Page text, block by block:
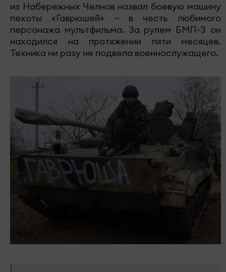
из Набережных Челнов назвал боевую машину
пехоты «Гаврюшей» — в честь любимого
персонажа мультфильма. За рулем БМП-3 он
находился на протяжении пяти месяцев.
Техника ни разу не подвела военнослужащего.